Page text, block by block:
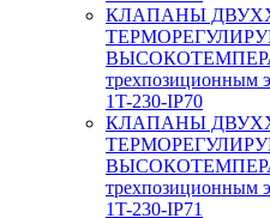
КЛАПАНЫ
трехпозиционным
1T-230-IP70
КЛАПАНЫ
трехпозиционным
1T-230-IP71